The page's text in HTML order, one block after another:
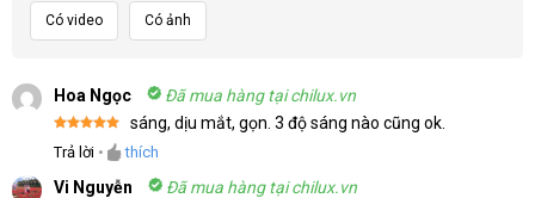
Có video Có ảnh
Hoa Ngọc Đã mua hàng tại chilux.vn
hạng5 5
sáng, dịu mắt, gọn. 3 độ sáng nào cũng ok.
Trả lời • thích
Vi Nguyễn Đã mua hàng tại chilux.vn